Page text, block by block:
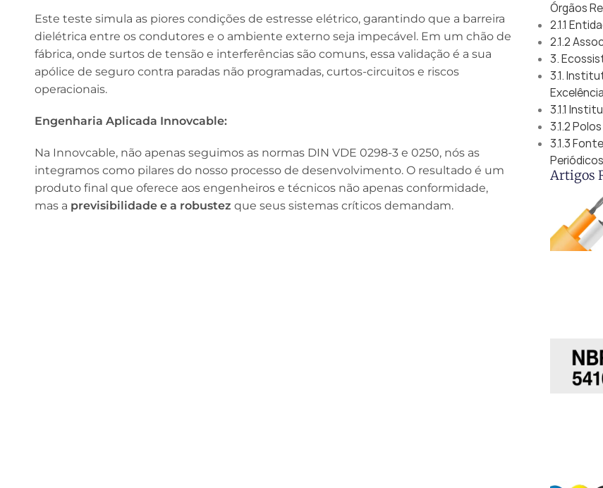
Este teste simula as piores condições de estresse elétrico, garantindo que a barreira
dielétrica entre os condutores e o ambiente externo seja impecável. Em um chão de
fábrica, onde surtos de tensão e interferências são comuns, essa validação é a sua
apólice de seguro contra paradas não programadas, curtos-circuitos e riscos
operacionais.
Engenharia Aplicada Innovcable:
Na Innovcable, não apenas seguimos as normas DIN VDE 0298-3 e 0250, nós as
integramos como pilares do nosso processo de desenvolvimento. O resultado é um
produto final que oferece aos engenheiros e técnicos não apenas conformidade,
mas a previsibilidade e a robustez que seus sistemas críticos demandam.
Órgãos
2.1.1
2.1.2
3.
3.1.
3.1.1
3.1.2
3.1.3
Artigos